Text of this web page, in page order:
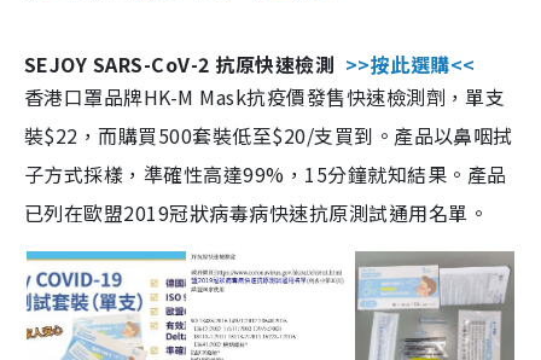
SEJOY SARS-CoV-2 抗原快速檢測 >>按此選購<<
香港口罩品牌HK-M Mask抗疫價發售快速檢測劑，單支
裝$22，而購買500套裝低至$20/支買到。產品以鼻咽拭
子方式採樣，準確性高達99%，15分鐘就知結果。產品
已列在歐盟2019冠狀病毒病快速抗原測試通用名單。